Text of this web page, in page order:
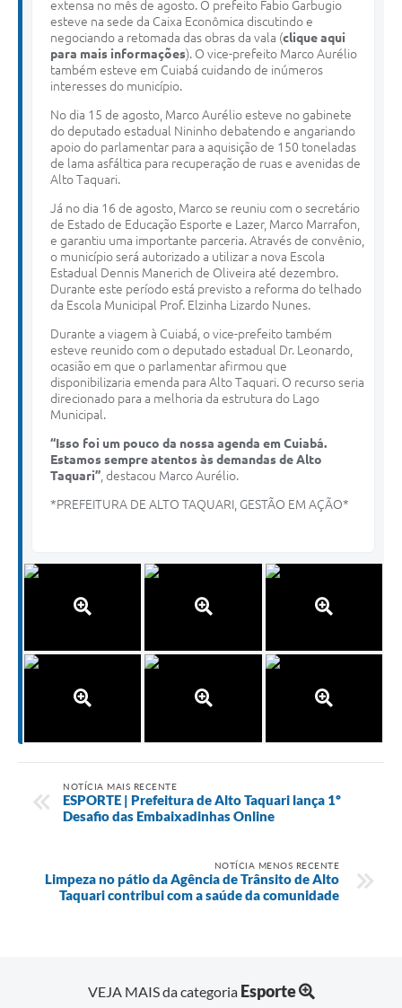
extensa no mês de agosto. O prefeito Fabio Garbugio
esteve na sede da Caixa Econômica discutindo e
negociando a retomada das obras da vala (clique aqui
para mais informações). O vice-prefeito Marco Aurélio
também esteve em Cuiabá cuidando de inúmeros
interesses do município.
No dia 15 de agosto, Marco Aurélio esteve no gabinete
do deputado estadual Nininho debatendo e angariando
apoio do parlamentar para a aquisição de 150 toneladas
de lama asfáltica para recuperação de ruas e avenidas de
Alto Taquari.
Já no dia 16 de agosto, Marco se reuniu com o secretário
de Estado de Educação Esporte e Lazer, Marco Marrafon,
e garantiu uma importante parceria. Através de convênio,
o município será autorizado a utilizar a nova Escola
Estadual Dennis Manerich de Oliveira até dezembro.
Durante este período está previsto a reforma do telhado
da Escola Municipal Prof. Elzinha Lizardo Nunes.
Durante a viagem à Cuiabá, o vice-prefeito também
esteve reunido com o deputado estadual Dr. Leonardo,
ocasião em que o parlamentar afirmou que
disponibilizaria emenda para Alto Taquari. O recurso seria
direcionado para a melhoria da estrutura do Lago
Municipal.
“Isso foi um pouco da nossa agenda em Cuiabá.
Estamos sempre atentos às demandas de Alto
Taquari” , destacou Marco Aurélio.
*PREFEITURA DE ALTO TAQUARI, GESTÃO EM AÇÃO*
NOTÍCIA MAIS RECENTE
ESPORTE | Prefeitura de Alto Taquari lança 1º
Desafio das Embaixadinhas Online
NOTÍCIA MENOS RECENTE
Limpeza no pátio da Agência de Trânsito de Alto
Taquari contribui com a saúde da comunidade
VEJA MAIS da categoria Esporte